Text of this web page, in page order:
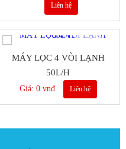
Liên hệ
MÁY LỌC 4 VÒI LẠNH
50L/H
Giá: 0 vnđ Liên hệ